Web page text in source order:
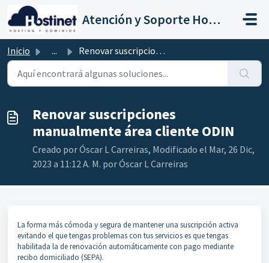
Saltar al contenido principal
Atención y Soporte Hostinet
Inicio ... Renovar suscripciones manualmente área cliente ODIN
Renovar suscripciones
manualmente área cliente ODIN
Creado por Óscar L Carreiras, Modificado el Mar, 26 Dic,
2023 a 11:12 A. M. por Óscar L Carreiras
La forma más cómoda y segura de mantener una suscripción activa
evitando el que tengas problemas con tus servicios es que tengas
habilitada la de renovación automáticamente con pago mediante
recibo domiciliado (SEPA).